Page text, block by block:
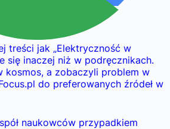
treści jak „Elektryczność w
się inaczej niż w podręcznikach.
kosmos, a zobaczyli problem w
do preferowanych źródeł w
naukowców przypadkiem